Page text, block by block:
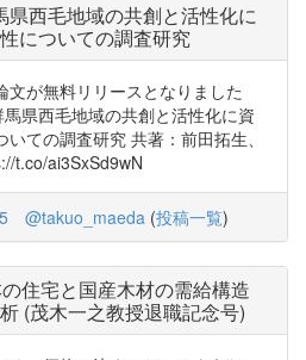
県西毛地域の共創と活性化に
についての調査研究
が無料リリースとなりました
県西毛地域の共創と活性化に資
ての調査研究 共著：前田拓生、
t.co/ai3SxSd9wN
@takuo_maeda (投稿一覧)
住宅と国産木材の需給構造
(茂木一之教授退職記念号)